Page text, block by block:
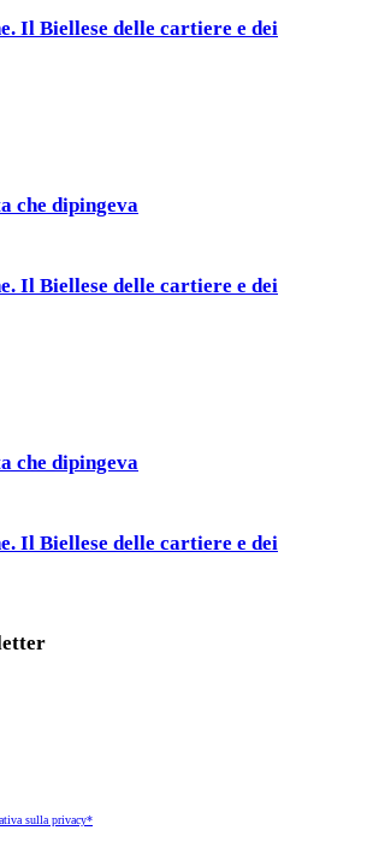
Il Biellese delle cartiere e dei
che dipingeva
Il Biellese delle cartiere e dei
che dipingeva
Il Biellese delle cartiere e dei
sulla privacy*